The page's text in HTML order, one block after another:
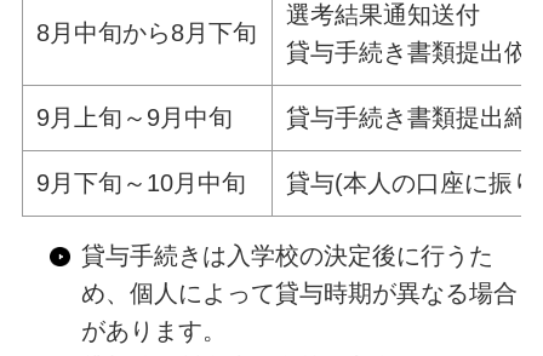
8月中旬から8月下旬
選考結果通知送付
貸与手続き書類提出依
9月上旬～9月中旬 貸与手続き書類提出締
9月下旬～10月中旬 貸与(本人の口座に振り
貸与手続きは入学校の決定後に行うた
め、個人によって貸与時期が異なる場合
があります。